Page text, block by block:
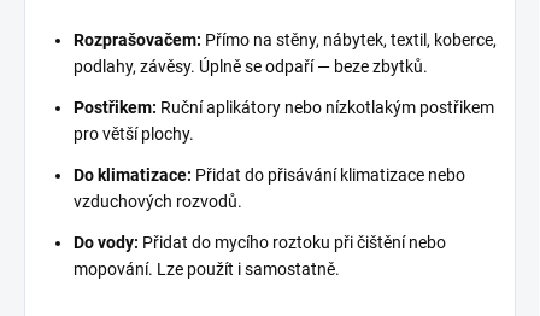
Rozprašovačem: Přímo na stěny, nábytek, textil, koberce,
podlahy, závěsy. Úplně se odpaří — beze zbytků.
Postřikem: Ruční aplikátory nebo nízkotlakým postřikem
pro větší plochy.
Do klimatizace: Přidat do přisávání klimatizace nebo
vzduchových rozvodů.
Do vody: Přidat do mycího roztoku při čištění nebo
mopování. Lze použít i samostatně.